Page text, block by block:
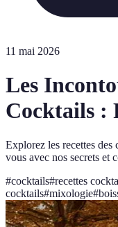
11 mai 2026
Les
Cocktails :
Explorez les recettes
vous avec nos secrets et
#cocktails#recettes
cocktails#mixologie#